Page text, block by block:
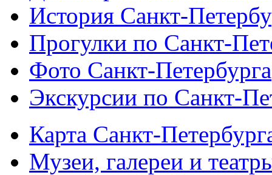
История Санкт-
Прогулки по Санкт-
Фото Санкт-Петербурга
Экскурсии по Санкт-
Карта Санкт-
Музеи, галереи и